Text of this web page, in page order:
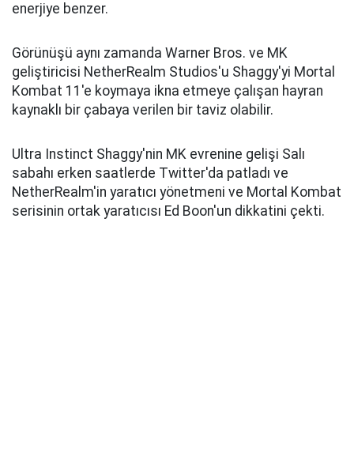
enerjiye benzer.
Görünüşü aynı zamanda Warner Bros. ve MK
geliştiricisi NetherRealm Studios'u Shaggy'yi Mortal
Kombat 11'e koymaya ikna etmeye çalışan hayran
kaynaklı bir çabaya verilen bir taviz olabilir.
Ultra Instinct Shaggy'nin MK evrenine gelişi Salı
sabahı erken saatlerde Twitter'da patladı ve
NetherRealm'in yaratıcı yönetmeni ve Mortal Kombat
serisinin ortak yaratıcısı Ed Boon'un dikkatini çekti.